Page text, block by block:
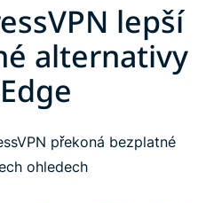
lepší
alternativy
překoná bezplatné
ohledech